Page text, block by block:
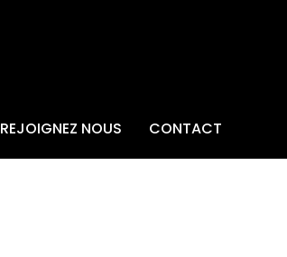
REJOIGNEZ NOUS CONTACT